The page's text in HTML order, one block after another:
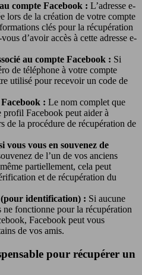
compte Facebook : L’adresse e-
lors de la création de votre compte
clés pour la récupération
d’avoir accès à cette adresse e-
au compte Facebook : Si
de téléphone à votre compte
utilisé pour recevoir un code de
: Le nom complet que
Facebook peut aider à
de la procédure de récupération de
vous vous en souvenez de
de l’un de vos anciens
partiellement, cela peut
et de récupération du
(pour identification) : Si aucune
ne fonctionne pour la récupération
Facebook peut vous
de vos amis.
pour récupérer un